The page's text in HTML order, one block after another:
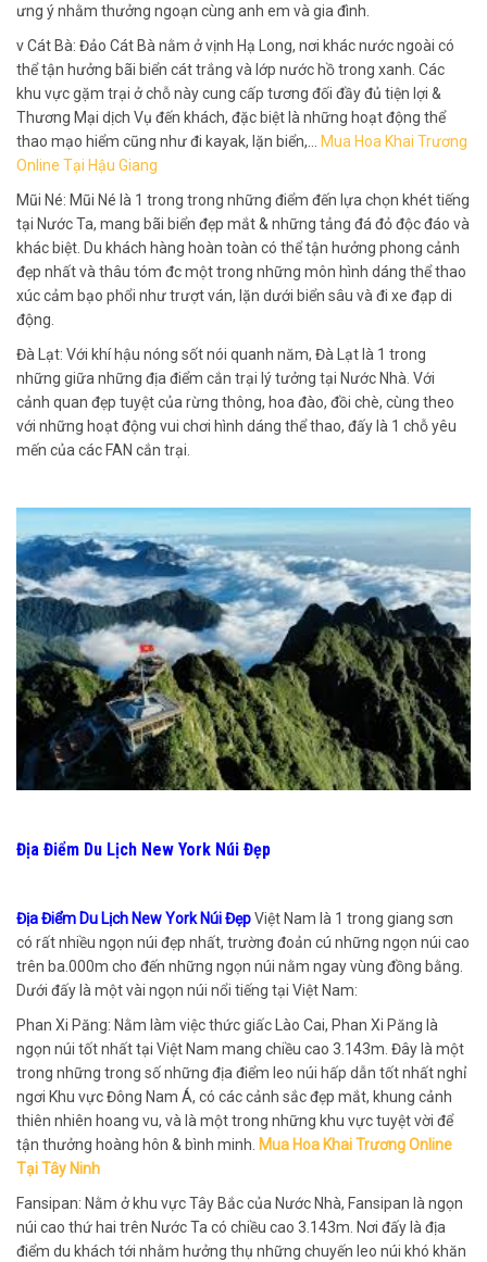
ưng ý nhằm thưởng ngoạn cùng anh em và gia đình.
v Cát Bà: Đảo Cát Bà nằm ở vịnh Hạ Long, nơi khác nước ngoài có
thể tận hưởng bãi biển cát trắng và lớp nước hồ trong xanh. Các
khu vực gặm trại ở chỗ này cung cấp tương đối đầy đủ tiện lợi &
Thương Mại dịch Vụ đến khách, đặc biệt là những hoạt động thể
thao mạo hiểm cũng như đi kayak, lặn biển,…
Mua Hoa Khai Trương
Online Tại Hậu Giang
Mũi Né: Mũi Né là 1 trong trong những điểm đến lựa chọn khét tiếng
tại Nước Ta, mang bãi biển đẹp mắt & những tảng đá đỏ độc đáo và
khác biệt. Du khách hàng hoàn toàn có thể tận hưởng phong cảnh
đẹp nhất và thâu tóm đc một trong những môn hình dáng thể thao
xúc cảm bạo phổi như trượt ván, lặn dưới biển sâu và đi xe đạp di
động.
Đà Lạt: Với khí hậu nóng sốt nói quanh năm, Đà Lạt là 1 trong
những giữa những địa điểm cắn trại lý tưởng tại Nước Nhà. Với
cảnh quan đẹp tuyệt của rừng thông, hoa đào, đồi chè, cùng theo
với những hoạt động vui chơi hình dáng thể thao, đấy là 1 chỗ yêu
mến của các FAN cắn trại.
Địa Điểm Du Lịch New York Núi Đẹp
Địa Điểm Du Lịch New York Núi ĐẹpViệt Nam là 1 trong giang sơn
có rất nhiều ngọn núi đẹp nhất, trường đoản cú những ngọn núi cao
trên ba.000m cho đến những ngọn núi nằm ngay vùng đồng bằng.
Dưới đấy là một vài ngọn núi nổi tiếng tại Việt Nam:
Phan Xi Păng: Nằm làm việc thức giấc Lào Cai, Phan Xi Păng là
ngọn núi tốt nhất tại Việt Nam mang chiều cao 3.143m. Đây là một
trong những trong số những địa điểm leo núi hấp dẫn tốt nhất nghỉ
ngơi Khu vực Đông Nam Á, có các cảnh sắc đẹp mắt, khung cảnh
thiên nhiên hoang vu, và là một trong những khu vực tuyệt vời để
tận thưởng hoàng hôn & bình minh. Mua Hoa Khai Trương Online
Tại Tây Ninh
Fansipan: Nằm ở khu vực Tây Bắc của Nước Nhà, Fansipan là ngọn
núi cao thứ hai trên Nước Ta có chiều cao 3.143m. Nơi đấy là địa
điểm du khách tới nhằm hưởng thụ những chuyến leo núi khó khăn